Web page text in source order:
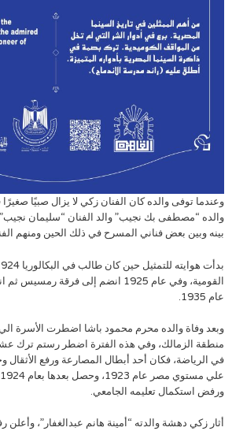
وعندما توفى والده كان الفنان زكي لا يزال صبيًا
والده “مصطفى بك نجيب” والد الفنان “سليمان
بينه وبين بعض فناني المسرح في ذلك الحين ومنهم
القومية، وفي عام 1925 انضم إلى فرقة
عام 1935.
وبعد وفاة والده محرم محمود باشا اضطرت الأسرة
منطقة الزمالك، وفي هذه الفترة اضطر رستم ترك
في الرياضة، فكان أحد أبطال المصارعة ورفع الأثقال
ورفض استكمال تعليمه الجامعي.
أثار زكي دهشة والدته “أمينة هانم عبدالغفار”،